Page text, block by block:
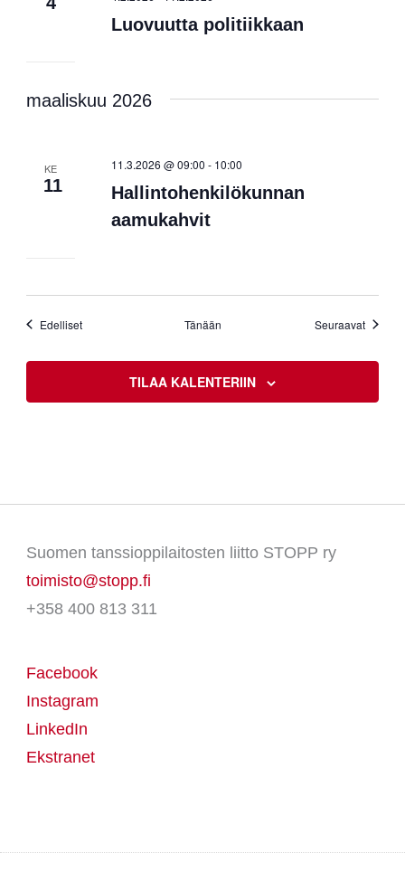
Luovuutta politiikkaan
maaliskuu 2026
KE
11
Hallintohenkilökunnan
aamukahvit
11.3.2026 @ 09:00 - 10:00
EdellisetTapahtumat Tänään Seuraavat
TILAA KALENTERIIN
Suomen tanssioppilaitosten liitto STOPP ry
toimisto@stopp.fi
+358 400 813 311
Facebook
Instagram
LinkedIn
Ekstranet